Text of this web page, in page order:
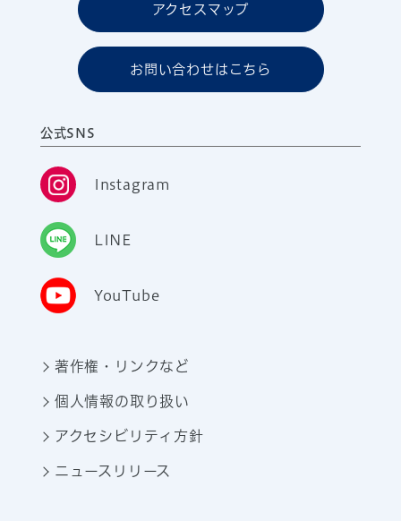
アクセスマップ
お問い合わせはこちら
公式SNS
Instagram
LINE
YouTube
著作権・リンクなど
個人情報の取り扱い
アクセシビリティ方針
ニュースリリース